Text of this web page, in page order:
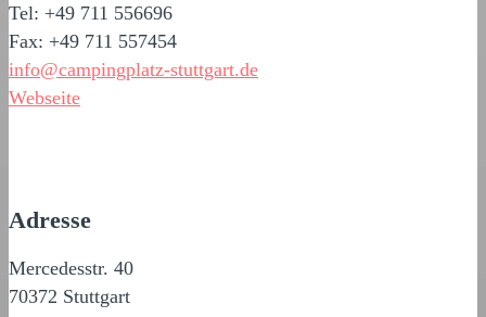
Tel: +49 711 556696
Fax: +49 711 557454
info@campingplatz-stuttgart.de
Webseite
Adresse
Mercedesstr. 40
70372 Stuttgart